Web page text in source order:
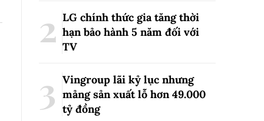
LG chính thức gia tăng thời
hạn bảo hành 5 năm đối với
TV
Vingroup lãi kỷ lục nhưng
mảng sản xuất lỗ hơn 49.000
tỷ đồng